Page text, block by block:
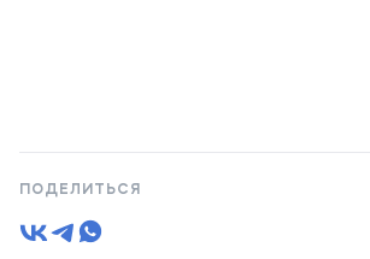
ПОДЕЛИТЬСЯ